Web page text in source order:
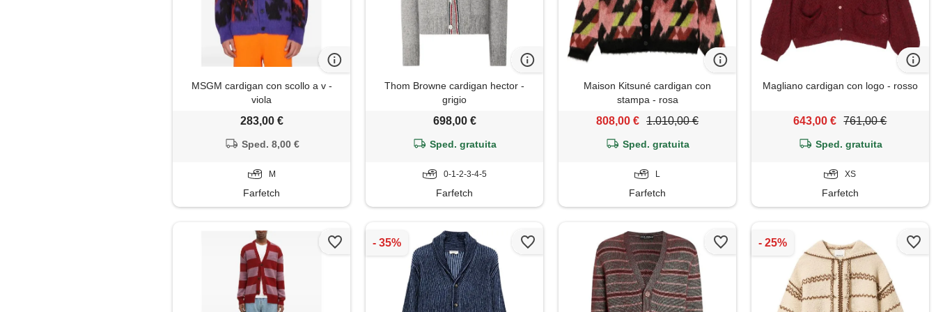
MSGM cardigan con scollo a v -
viola
283,00 €
Sped. 8,00 €
M
Farfetch
Thom Browne cardigan hector -
grigio
698,00 €
Sped. gratuita
0-1-2-3-4-5
Farfetch
Maison Kitsuné cardigan con
stampa - rosa
808,00 € 1.010,00 €
Sped. gratuita
L
Farfetch
Magliano cardigan con logo - rosso
643,00 € 761,00 €
Sped. gratuita
XS
Farfetch